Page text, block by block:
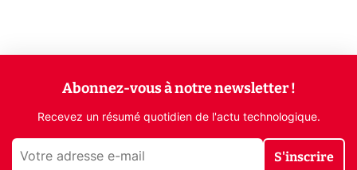
Abonnez-vous à notre newsletter !
Recevez un résumé quotidien de l'actu technologique.
S'inscrire